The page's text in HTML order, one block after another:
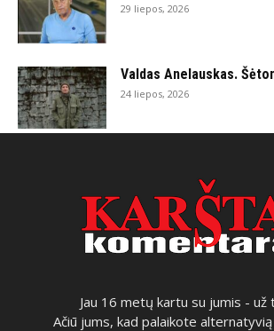
29 liepos, 2026
Valdas Anelauskas.
24 liepos, 2026
Jau 16 metų kartu su jumis - už
Ačiū jums, kad palaikote alternatyvią